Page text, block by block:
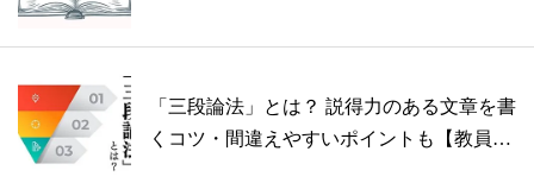
「三段論法」とは？ 説得力のある文章を書
くコツ・間違えやすいポイントも【教員監